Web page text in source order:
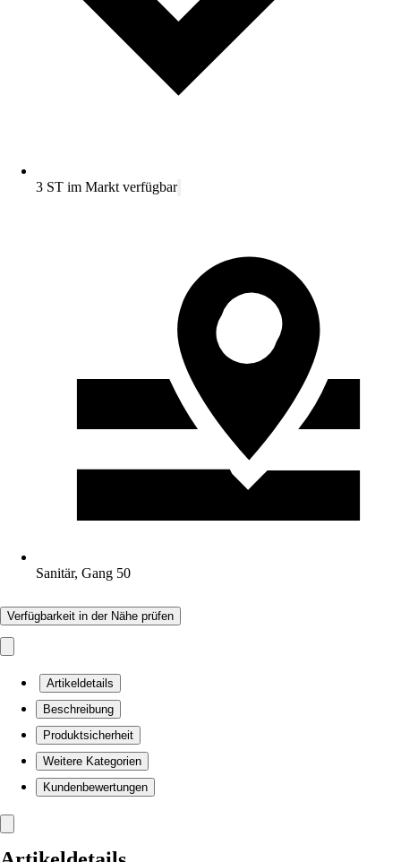
3 ST im Markt verfügbar
Sanitär, Gang 50
Verfügbarkeit in der Nähe prüfen
Artikeldetails
Beschreibung
Produktsicherheit
Weitere Kategorien
Kundenbewertungen